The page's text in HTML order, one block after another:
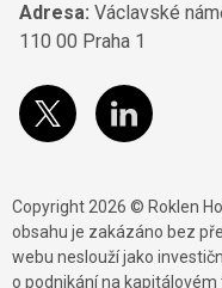
Adresa: Václavské
110 00 Praha 1
Copyright 2026 © Roklen
obsahu je zakázáno bez
webu neslouží jako
o podnikání na